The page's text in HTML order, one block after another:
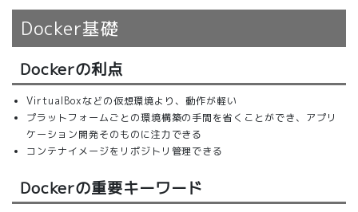
Docker基礎
Dockerの利点
VirtualBoxなどの仮想環境より、動作が軽い
プラットフォームごとの環境構築の手間を省くことができ、アプリ
ケーション開発そのものに注力できる
コンテナイメージをリポジトリ管理できる
Dockerの重要キーワード